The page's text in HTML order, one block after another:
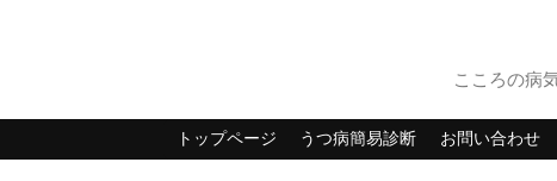
こころの病
トップページ うつ病簡易診断 お問い合わせ